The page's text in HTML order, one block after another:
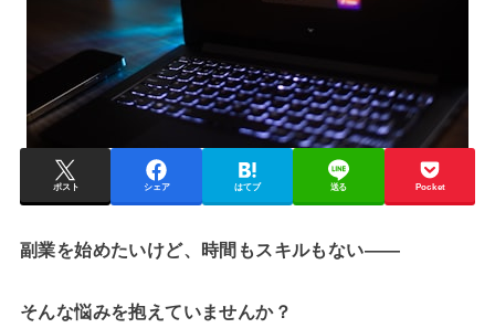
ポスト シェア はてブ 送る Pocket
副業を始めたいけど、時間もスキルもない——
そんな悩みを抱えていませんか？